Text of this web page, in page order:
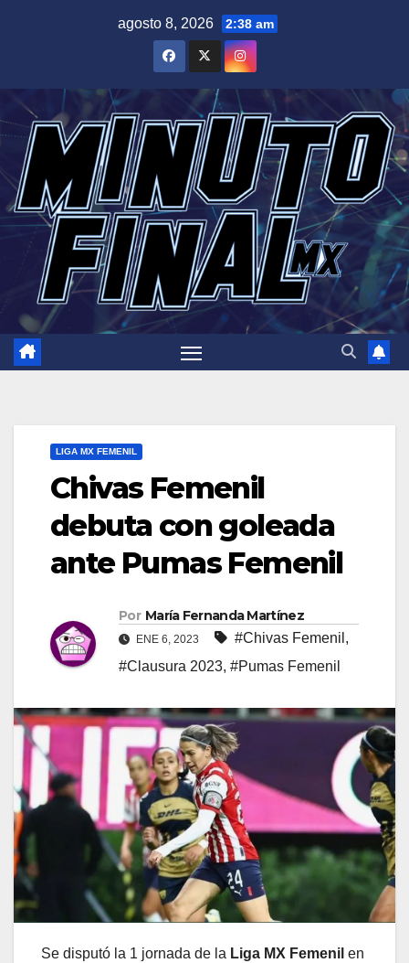
agosto 8, 2026 2:38 am
LIGA MX FEMENIL
Chivas Femenil
debuta con goleada
ante Pumas Femenil
Por María Fernanda Martínez
ENE 6, 2023 #Chivas Femenil ,
#Clausura 2023, #Pumas Femenil
Se disputó la 1 jornada de la Liga MX Femenil en